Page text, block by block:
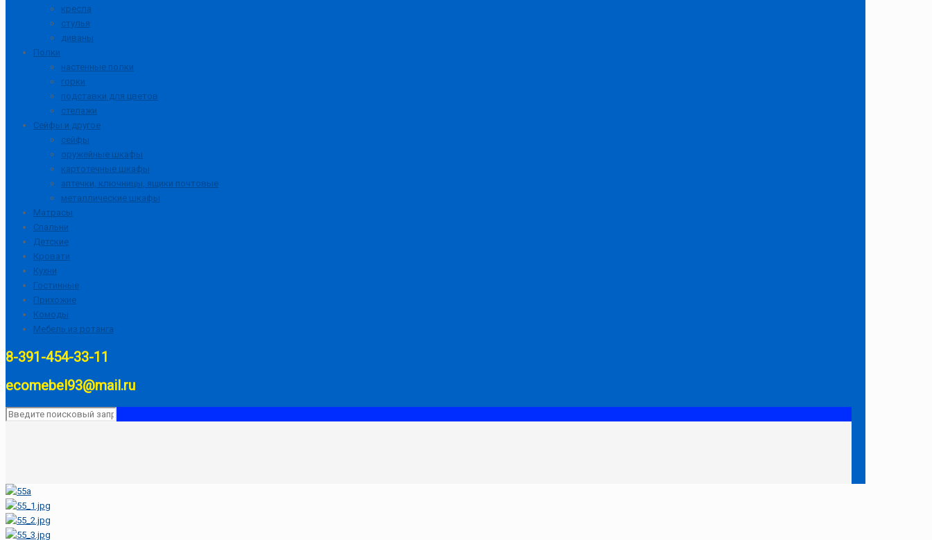
кресла
стулья
диваны
Полки
настенные полки
горки
подставки для цветов
стелажи
Сейфы и другое
сейфы
оружейные шкафы
картотечные шкафы
аптечки, ключницы, ящики почтовые
металлические шкафы
Матрасы
Спальни
Детские
Кровати
Кухни
Гостинные
Прихожие
Комоды
Мебель из ротанга
8-391-454-33-11
ecomebel93@mail.ru